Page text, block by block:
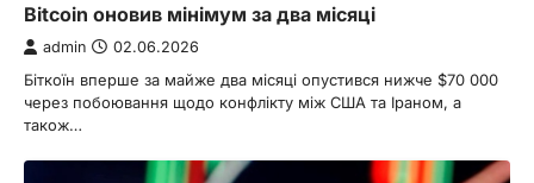
Bitcoin оновив мінімум за два місяці
admin 02.06.2026
Біткоїн вперше за майже два місяці опустився нижче $70 000
через побоювання щодо конфлікту між США та Іраном, а
також…